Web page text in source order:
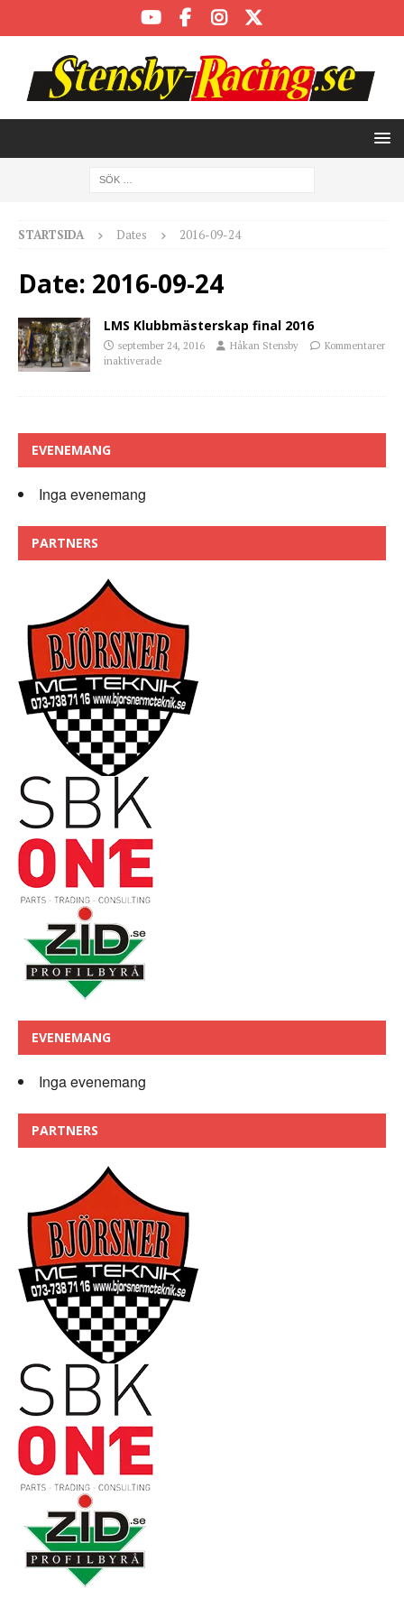
STARTSIDA Dates 2016-09-24
Date: 2016-09-24
LMS Klubbmästerskap final 2016
september 24, 2016 Håkan Stensby
Kommentarer
inaktiverade
EVENEMANG
Inga evenemang
PARTNERS
EVENEMANG
Inga evenemang
PARTNERS